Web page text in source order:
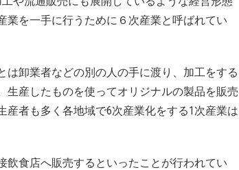
を一手に行うために６次産業と呼ばれてい
卸業者などの別の人の手に渡り、加工をする
生産したものを使ってオリジナルの製品を販売
者も多く各地域で6次産業化をする1次産業は
食店へ販売するといったことが行われてい